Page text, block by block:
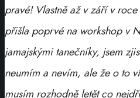
pravé! Vlastně až v září v
přišla poprvé na workshop v
jamajskými tanečníky, jsem
neumím a nevím, ale že o to
musím rozhodně letět co